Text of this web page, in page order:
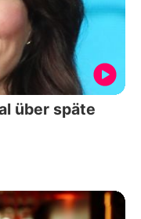
über späte